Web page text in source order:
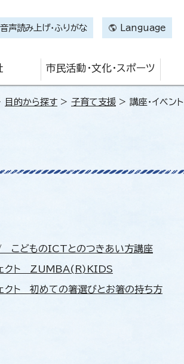
音声読み上げ・ふりがな Language
市民活動・文化・スポーツ
目的から探す > 子育て支援 > 講座・イベント
こどものICTとのつきあい方講座
ェクト ZUMBA(R)KIDS
クト 初めての箸選びとお箸の持ち方